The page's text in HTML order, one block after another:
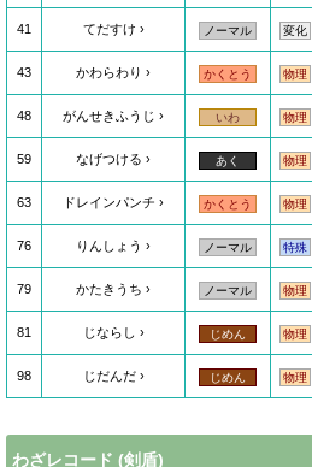
41 てだすけ ノーマル 変化
43 かわらわり かくとう 物理
48 がんせきふうじ いわ 物理
59 なげつける あく 物理
63 ドレインパンチ かくとう 物理
76 りんしょう ノーマル 特殊
79 かたきうち ノーマル 物理
81 じならし じめん 物理
98 じだんだ じめん 物理
わざレコード (剣盾)